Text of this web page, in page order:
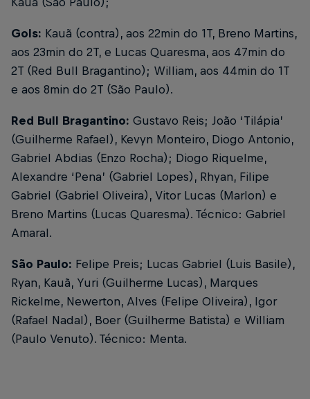
Gols: Kauã (contra), aos 22min do 1T, Breno Martins,
aos 23min do 2T, e Lucas Quaresma, aos 47min do
2T (Red Bull Bragantino); William, aos 44min do 1T
e aos 8min do 2T (São Paulo).
Red Bull Bragantino: Gustavo Reis; João ‘Tilápia’
(Guilherme Rafael), Kevyn Monteiro, Diogo Antonio,
Gabriel Abdias (Enzo Rocha); Diogo Riquelme,
Alexandre ‘Pena’ (Gabriel Lopes), Rhyan, Filipe
Gabriel (Gabriel Oliveira), Vitor Lucas (Marlon) e
Breno Martins (Lucas Quaresma). Técnico: Gabriel
Amaral.
São Paulo: Felipe Preis; Lucas Gabriel (Luis Basile),
Ryan, Kauã, Yuri (Guilherme Lucas), Marques
Rickelme, Newerton, Alves (Felipe Oliveira), Igor
(Rafael Nadal), Boer (Guilherme Batista) e William
(Paulo Venuto). Técnico: Menta.